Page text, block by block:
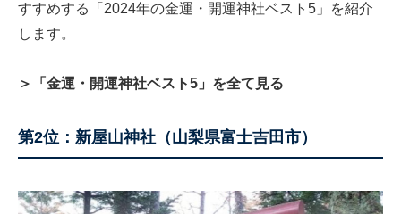
すすめする「2024年の金運・開運神社ベスト5」を紹介
します。
＞「金運・開運神社ベスト5」を全て見る
第2位：新屋山神社（山梨県富士吉田市）